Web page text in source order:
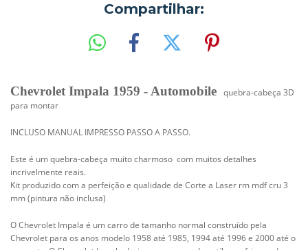
Compartilhar:
Chevrolet Impala 1959 - Automobile quebra-cabeça 3D
para montar
INCLUSO MANUAL IMPRESSO PASSO A PASSO.
Este é um quebra-cabeça muito charmoso com muitos detalhes
incrivelmente reais.
Kit produzido com a perfeição e qualidade de Corte a Laser rm mdf cru 3
mm (pintura não inclusa)
O Chevrolet Impala é um carro de tamanho normal construído pela
Chevrolet para os anos modelo 1958até 1985, 1994 até 1996 e 2000 até o